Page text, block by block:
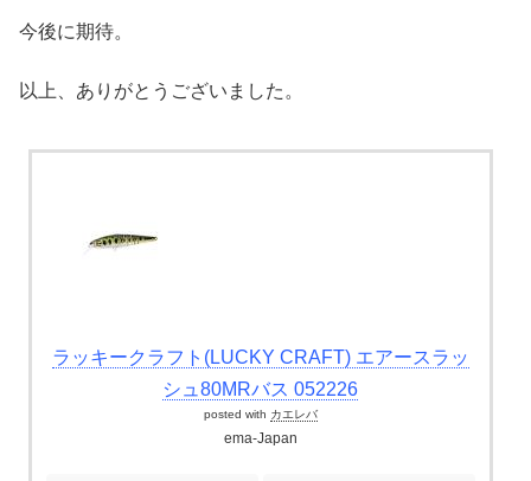
今後に期待。
以上、ありがとうございました。
ラッキークラフト(LUCKY CRAFT) エアースラッ
シュ80MRバス 052226
posted with カエレバ
ema-Japan